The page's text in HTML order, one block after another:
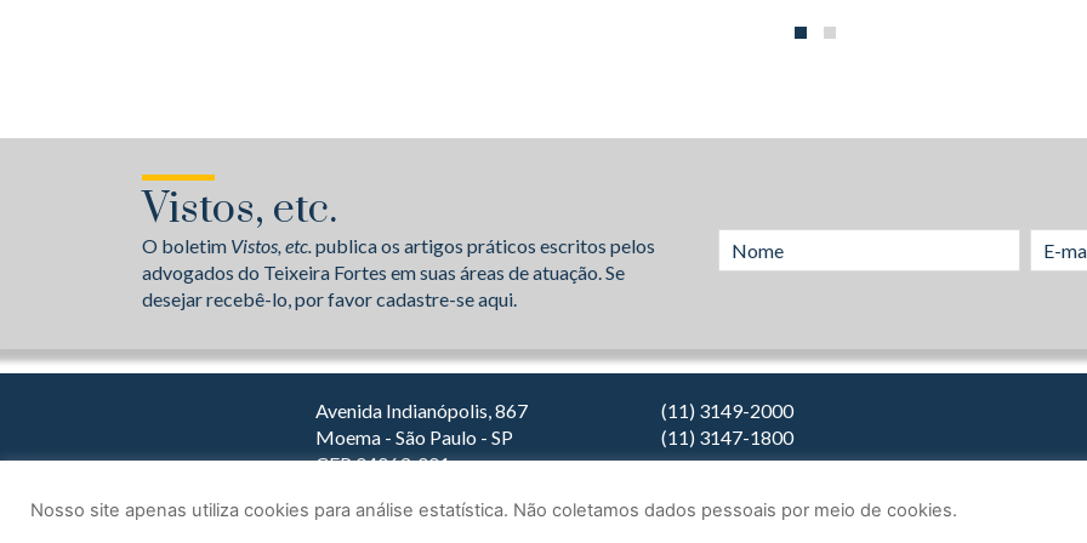
Vistos, etc.
O boletim Vistos, etc.publica os artigos práticos escritos pelos
advogados do Teixeira Fortes em suas áreas de atuação. Se
desejar recebê-lo, por favor cadastre-se aqui.
Avenida Indianópolis, 867
Moema - São Paulo - SP
CEP 04063-001
(11) 3149-2000
(11) 3147-1800
Nosso site apenas utiliza cookies para análise estatística. Não coletamos dados pessoais por meio de cookies.